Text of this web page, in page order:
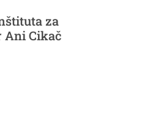
za
Ani Cikač